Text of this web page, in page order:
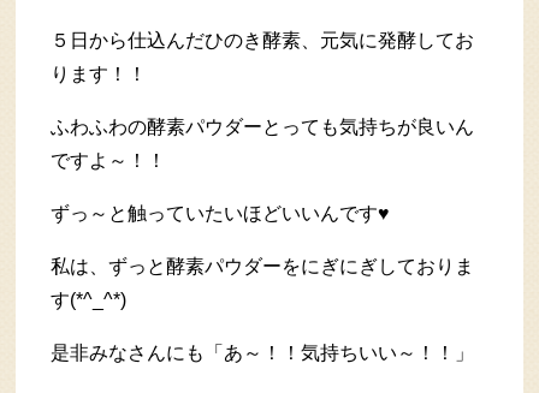
５日から仕込んだひのき酵素、元気に発酵してお
ります！！
ふわふわの酵素パウダーとっても気持ちが良いん
ですよ～！！
ずっ～と触っていたいほどいいんです♥
私は、ずっと酵素パウダーをにぎにぎしておりま
す(*^_^*)
是非みなさんにも「あ～！！気持ちいい～！！」